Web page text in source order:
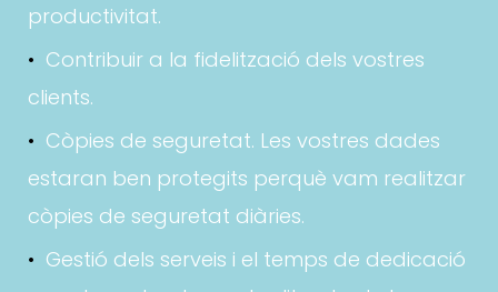
productivitat.
Contribuir a la fidelització dels vostres
clients.
Còpies de seguretat. Les vostres dades
estaran ben protegits perquè vam realitzar
còpies de seguretat diàries.
Gestió dels serveis i el temps de dedicació